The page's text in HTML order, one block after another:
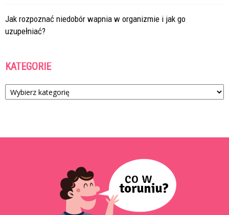
Jak rozpoznać niedobór wapnia w organizmie i jak go
uzupełniać?
KATEGORIE
Kategorie